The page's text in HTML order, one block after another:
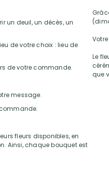
un deuil, un décès, un
de votre choix : lieu de
de votre commande.
message.
fleurs disponibles, en
Ainsi, chaque bouquet est
Le
que